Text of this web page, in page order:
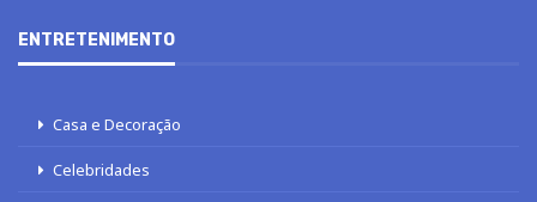
ENTRETENIMENTO
Casa e Decoração
Celebridades